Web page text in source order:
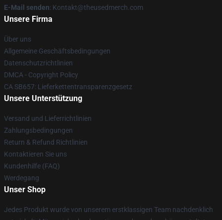
E-Mail senden: Kontakt@theusedmerch.com
Unsere Firma
Über uns
Allgemeine Geschäftsbedingungen
Datenschutzrichtlinien
DMCA - Copyright Policy
CA SB657: Lieferkettentransparenzgesetz
Unsere Unterstützung
Versand und Lieferrichtlinien
Zahlungsbedingungen
Return & Refund Richtlinien
Kontaktieren Sie uns
Kundenhilfe (FAQ)
Werdegang
Unser Shop
Jedes Produkt wurde von unserem erstklassigen Team nachdenklich